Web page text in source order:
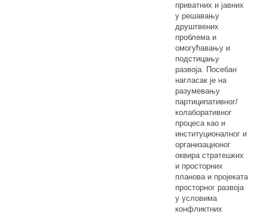
приватних и јавних
у решавању
друштвених
проблема и
омогућавању и
подстицању
развоја. Посебан
нагласак је на
разумевању
партиципативног/
колаборативног
процеса као и
институционалног и
организационог
оквира стратешких
и просторних
планова и пројеката
просторног развоја
у условима
конфликтних